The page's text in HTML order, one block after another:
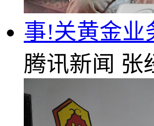
事!关黄金业
腾讯新闻 张